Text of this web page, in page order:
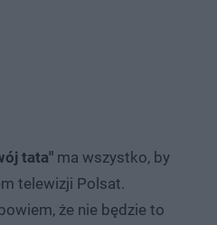
tata" ma wszystko, by
telewizji Polsat.
że nie będzie to